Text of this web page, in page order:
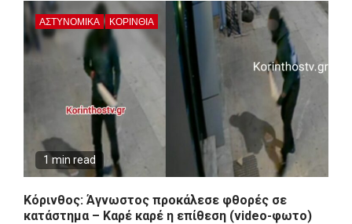
ΑΣΤΥΝΟΜΙΚΑ ΚΟΡΙΝΘΊΑ
1 min read
Κόρινθος: Άγνωστος προκάλεσε φθορές σε
κατάστημα – Καρέ καρέ η επίθεση (video-φωτο)